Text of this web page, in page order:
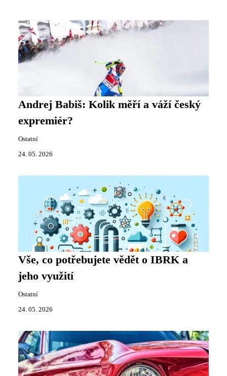
Andrej Babiš: Kolik měří a váží český
expremiér?
Ostatní
24. 05. 2026
Vše, co potřebujete vědět o IBRK a
jeho využití
Ostatní
24. 05. 2026